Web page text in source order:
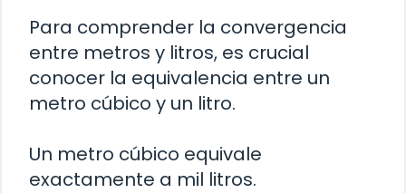
Para comprender la convergencia
entre metros y litros, es crucial
conocer la equivalencia entre un
metro cúbico y un litro.
Un metro cúbico equivale
exactamente a mil litros.